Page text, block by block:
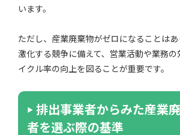
います。
ただし、産業廃棄物がゼロになることはあ
激化する競争に備えて、営業活動や業務
イクル率の向上を図ることが重要です。
排出事業者からみた産業
者を選ぶ際の基準